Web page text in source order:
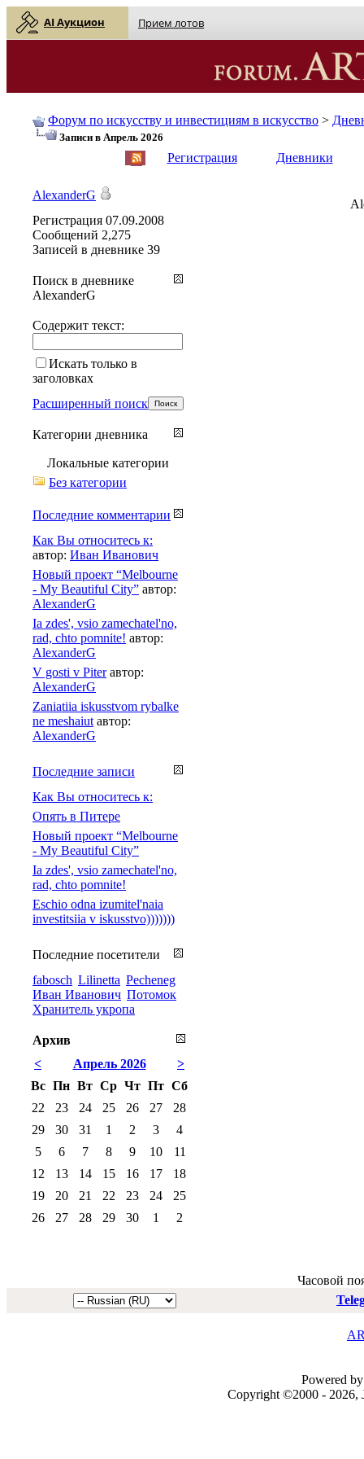
AI Аукцион Прием лотов
Форум по искусству и инвестициям в искусство >
Записи в Апрель 2026
Регистрация Дневники
AlexanderG
Регистрация 07.09.2008
Сообщений 2,275
Записей в дневнике 39
Поиск в дневнике
AlexanderG
Содержит текст:
Искать только в
заголовках
Расширенный поиск
Категории дневника
Локальные категории
Без категории
Последние комментарии
Как Вы относитесь к:
автор: Иван Иванович
Новый проект “Melbourne
- My Beautiful City” автор:
AlexanderG
Ia zdes', vsio zamechatel'no,
rad, chto pomnite! автор:
AlexanderG
V gosti v Piter автор:
AlexanderG
Zaniatiia iskusstvom rybalke
ne meshaiut автор:
AlexanderG
Последние записи
Как Вы относитесь к:
Опять в Питере
Новый проект “Melbourne
- My Beautiful City”
Ia zdes', vsio zamechatel'no,
rad, chto pomnite!
Eschio odna izumitel'naia
investitsiia v iskusstvo)))))))
Последние посетители
fabosch Lilinetta Pecheneg
Иван Иванович Потомок
Хранитель укропа
Архив
<
>
Апрель 2026
Вс Пн Вт Ср Чт Пт Сб
22
23 24 25 26 27
28
29
30 31 1 2 3
4
5
6 7 8 9 10
11
12
13 14 15 16 17
18
19
20 21 22 23 24
25
26
27 28 29 30 1 2
Часовой
Powered
Copyright ©2000 - 2026,